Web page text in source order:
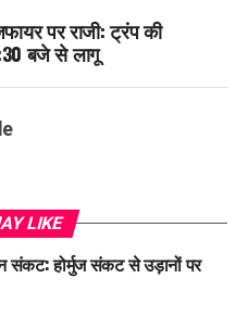
पर राजी: ट्रंप की
बजे से लागू
LIKE
संकट: होर्मुज संकट से उड़ानों पर